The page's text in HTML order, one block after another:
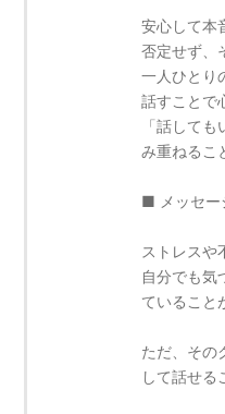
安心して本
否定せず、
一人ひとり
話すことで
「話して
み重ねるこ
■ メッセー
ストレスや
自分でも気
ていること
ただ、その
して話せる